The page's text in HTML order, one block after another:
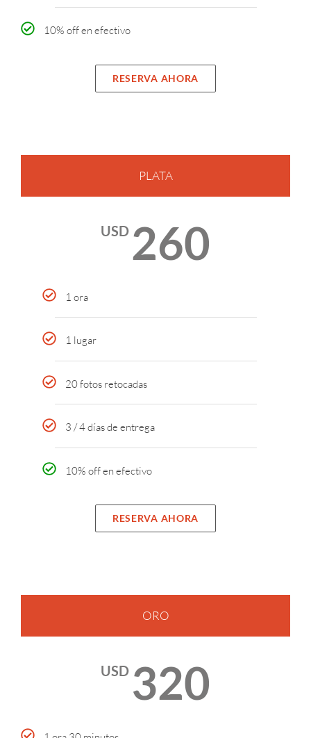
10% off en efectivo
RESERVA AHORA
PLATA
USD 260
1 ora
1 lugar
20 fotos retocadas
3 / 4 días de entrega
10% off en efectivo
RESERVA AHORA
ORO
USD 320